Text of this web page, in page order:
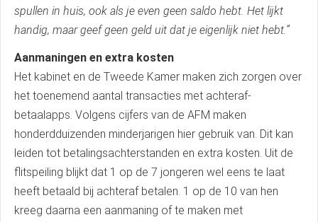
spullen in huis, ook als je even geen saldo hebt. Het lijkt
handig, maar geef geen geld uit dat je eigenlijk niet hebt.”
Aanmaningen en extra kosten
Het kabinet en de Tweede Kamer maken zich zorgen over
het toenemend aantal transacties met achteraf-
betaalapps. Volgens cijfers van de AFM maken
honderdduizenden minderjarigen hier gebruik van. Dit kan
leiden tot betalingsachterstanden en extra kosten. Uit de
flitspeiling blijkt dat 1 op de 7 jongeren wel eens te laat
heeft betaald bij achteraf betalen. 1 op de 10 van hen
kreeg daarna een aanmaning of te maken met